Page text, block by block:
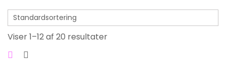
Viser 1–12 af 20 resultater